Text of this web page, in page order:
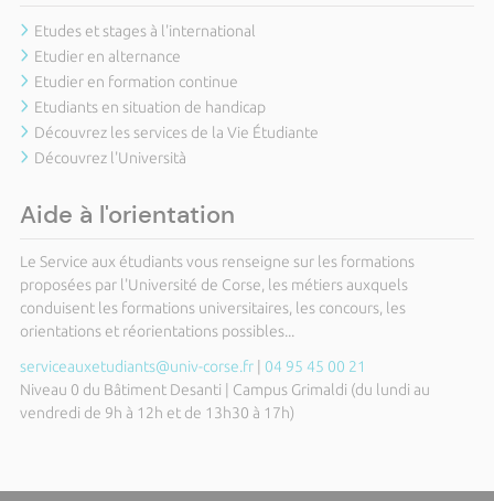
Etudes et stages à l'international
Etudier en alternance
Etudier en formation continue
Etudiants en situation de handicap
Découvrez les services de la Vie Étudiante
Découvrez l'Università
Aide à l'orientation
Le Service aux étudiants vous renseigne sur les formations
proposées par l'Université de Corse, les métiers auxquels
conduisent les formations universitaires, les concours, les
orientations et réorientations possibles...
serviceauxetudiants@univ-corse.fr| 04 95 45 00 21
Niveau 0 du Bâtiment Desanti | Campus Grimaldi (du lundi au
vendredi de 9h à 12h et de 13h30 à 17h)